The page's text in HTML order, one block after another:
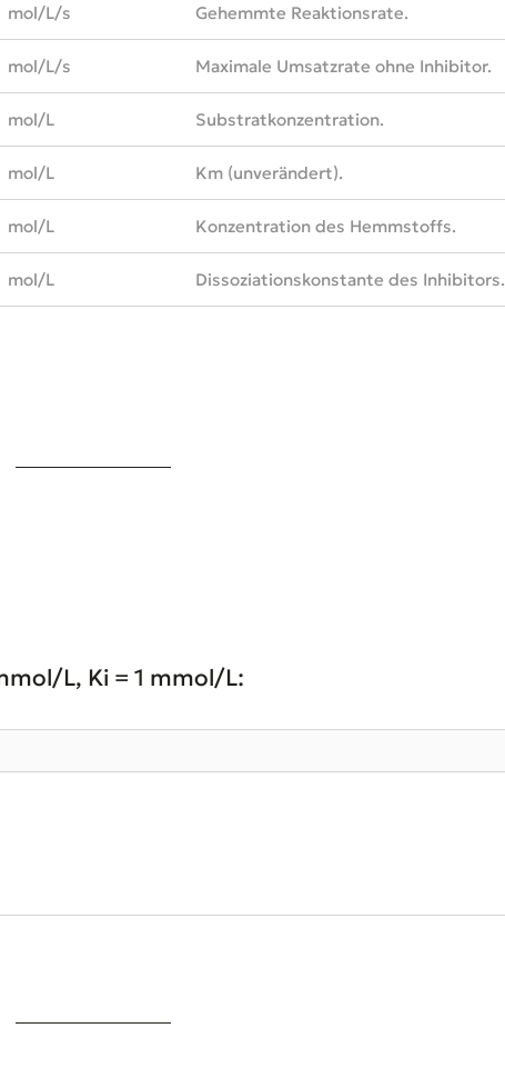
mol/L/s Gehemmte Reaktionsrate.
mol/L/s Maximale Umsatzrate ohne Inhibitor.
mol/L Substratkonzentration.
mol/L Km (unverändert).
mol/L Konzentration des Hemmstoffs.
mol/L Dissoziationskonstante des Inhibitors.
L, Ki = 1 mmol/L: